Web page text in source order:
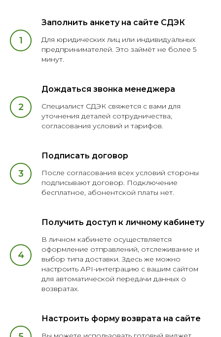
Заполнить анкету на сайте СДЭК
Для юридических лиц или индивидуальных
предпринимателей. Это займёт не более 5
минут.
Дождаться звонка менеджера
Специалист СДЭК свяжется с вами для
уточнения деталей сотрудничества,
согласования условий и тарифов.
Подписать договор
После согласования всех условий стороны
подписывают договор. Подключение
бесплатное, абонентской платы нет.
Получить доступ к личному кабинету
В личном кабинете осуществляется
оформление отправлений, отслеживание и
выбор типа доставки. Здесь же можно
настроить API-интеграцию с вашим сайтом
для автоматической передачи данных о
возвратах.
Настроить форму возврата на сайте
Остались вопросы
по доставке?
Оставить заявку